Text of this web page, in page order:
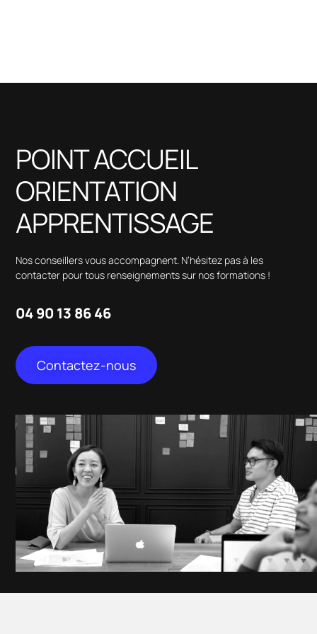
POINT ACCUEIL
ORIENTATION
APPRENTISSAGE
Nos conseillers vous accompagnent. N’hésitez pas à les
contacter pour tous renseignements sur nos formations !
04 90 13 86 46
Contactez-nous